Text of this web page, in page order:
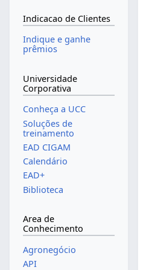
Indicacao de Clientes
Indique e ganhe
prêmios
Universidade
Corporativa
Conheça a UCC
Soluções de
treinamento
EAD CIGAM
Calendário
EAD+
Biblioteca
Area de
Conhecimento
Agronegócio
API